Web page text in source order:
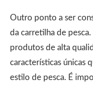
Outro ponto a ser
da carretilha de
produtos de alta
características únicas
estilo de pesca. É